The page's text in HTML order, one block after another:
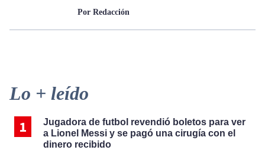
Por Redacción
Primary
Sidebar
Lo + leído
Jugadora de futbol revendió boletos para ver
a Lionel Messi y se pagó una cirugía con el
dinero recibido